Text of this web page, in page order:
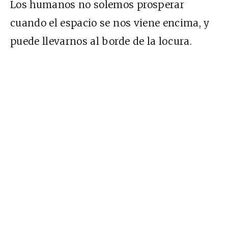
Los humanos no solemos prosperar
cuando el espacio se nos viene encima, y
puede llevarnos al borde de la locura.